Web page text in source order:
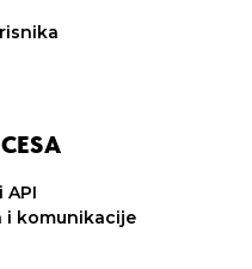
API
i komunikacije